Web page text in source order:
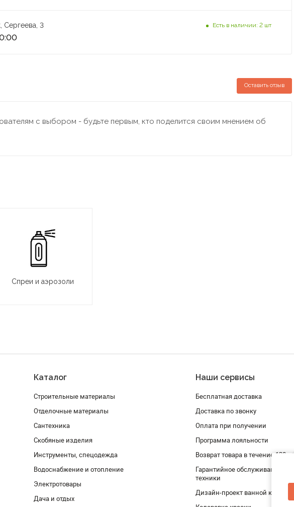
Сергеева, 3 Есть в наличии: 2 шт
Оставить отзыв
с выбором - будьте первым, кто поделится своим мнением об
Спреи и аэрозоли
Каталог
Строительные материалы
Отделочные материалы
Сантехника
Скобяные изделия
Инструменты, спецодежда
Водоснабжение и отопление
Электротовары
Дача и отдых
Наши сервисы
Бесплатная доставка
Доставка по звонку
Оплата при получении
Программа лояльности
Возврат товара в течение 120
Гарантийное обслуживание и
техники
Дизайн-проект ванной комнаты